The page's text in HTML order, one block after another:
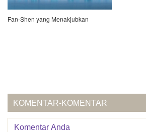
Fan-Shen yang Menakjubkan
KOMENTAR-KOMENTAR